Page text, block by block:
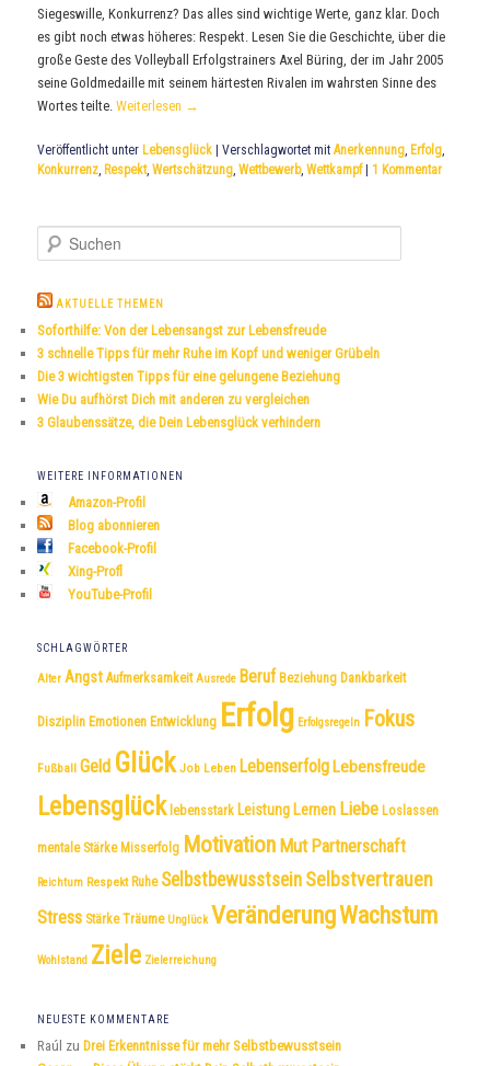
Siegeswille, Konkurrenz? Das alles sind wichtige Werte, ganz klar. Doch
es gibt noch etwas höheres: Respekt. Lesen Sie die Geschichte, über die
große Geste des Volleyball Erfolgstrainers Axel Büring, der im Jahr 2005
seine Goldmedaille mit seinem härtesten Rivalen im wahrsten Sinne des
Wortes teilte.Weiterlesen →
Veröffentlicht unter Lebensglück |Verschlagwortet mit Anerkennung, Erfolg,
Konkurrenz, Respekt,Wertschätzung,Wettbewerb,Wettkampf |1 Kommentar
u
h
n
AKTUELLE THEMEN
Soforthilfe: Von der Lebensangst zur Lebensfreude
3 schnelle Tipps für mehr Ruhe im Kopf und weniger Grübeln
Die 3 wichtigsten Tipps für eine gelungene Beziehung
Wie Du aufhörst Dich mit anderen zu vergleichen
3 Glaubenssätze, die Dein Lebensglück verhindern
WEITERE INFORMATIONEN
Amazon-Profil
Blog abonnieren
Facebook-Profil
Xing-Profl
YouTube-Profil
SCHLAGWÖRTER
Alter Angst Aufmerksamkeit Ausrede Beruf Beziehung Dankbarkeit
Disziplin Emotionen Entwicklung Erfolg Erfolgsregeln Fokus
Fußball Geld Glück Job Leben Lebenserfolg Lebensfreude
Lebensglück lebensstark Leistung Lernen Liebe Loslassen
mentale Stärke Misserfolg Motivation Mut Partnerschaft
Reichtum Respekt Ruhe Selbstbewusstsein Selbstvertrauen
Stress Stärke Träume Unglück VeränderungWachstum
Wohlstand Ziele Zielerreichung
NEUESTE KOMMENTARE
Raúl zu Drei Erkenntnisse für mehr Selbstbewusstsein